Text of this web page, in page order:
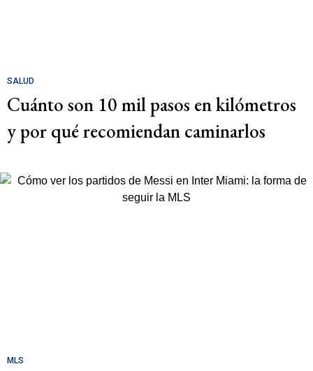
SALUD
Cuánto son 10 mil pasos en kilómetros
y por qué recomiendan caminarlos
MLS